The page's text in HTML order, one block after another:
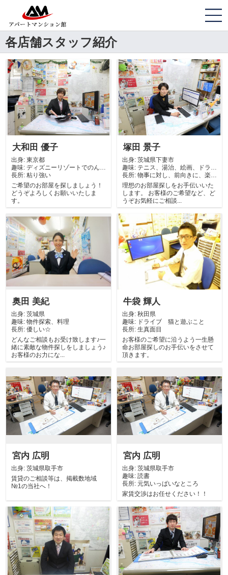
各店舗スタッフ紹介
大和田 優子
出身: 東京都
趣味: ディズニーリゾートでのんび
り過ごすこと
長所: 粘り強い
ご希望のお部屋を探しましょう！
どうぞよろしくお願いいたしま
す。
塚田 景子
出身: 茨城県下妻市
趣味: テニス、湯治、絵画、ドライ
ブ
長所: 物事に対し、前向きに、楽し
んで取組む
理想のお部屋探しをお手伝いいた
します。 お客様のご希望など、ど
うぞお気軽にご相談...
奥田 美紀
出身: 茨城県
趣味: 物件探索、料理
長所: 優しい☆
どんなご相談もお受け致します♪一
緒に素敵な物件探しをしましょう♪
お客様のお力にな...
牛袋 輝人
出身: 秋田県
趣味: ドライブ 猫と遊ぶこと
長所: 生真面目
お客様のご希望に沿うよう一生懸
命お部屋探しのお手伝いをさせて
頂きます。
宮内 広明
出身: 茨城県取手市
賃貸のご相談等は、掲載数地域
№1の当社へ！
宮内 広明
出身: 茨城県取手市
趣味: 読書
長所: 元気いっぱいなところ
家賃交渉はお任せください！！